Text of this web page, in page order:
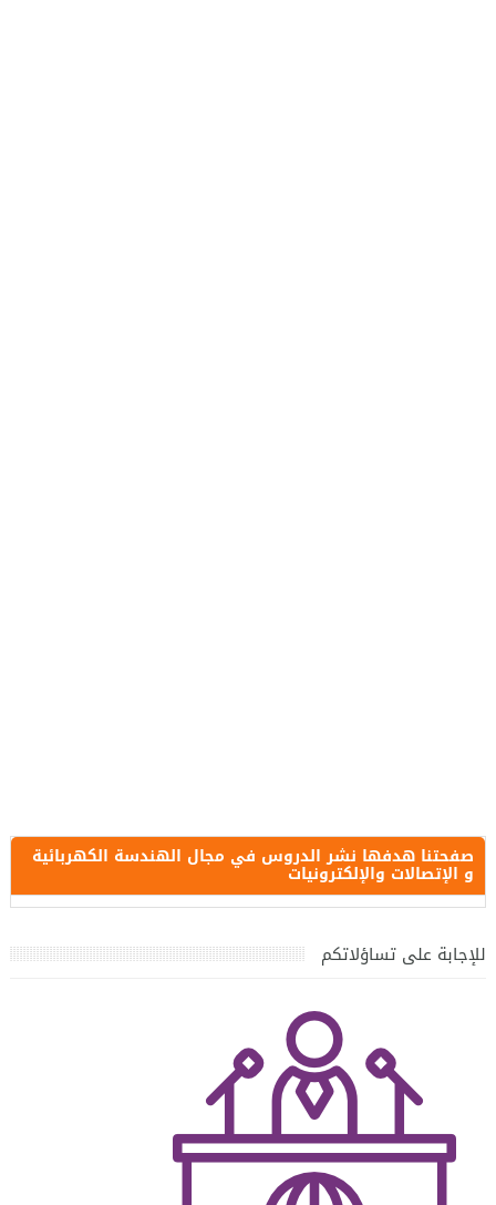
صفحتنا هدفها نشر الدروس في مجال الهندسة الكهربائية
و الإتصالات والإلكترونيات
للإجابة على تساؤلاتكم